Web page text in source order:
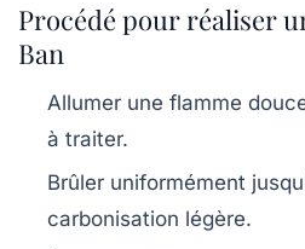
Procédé pour réaliser
Ban
Allumer une flamme
à traiter.
Brûler uniformément
carbonisation légère.